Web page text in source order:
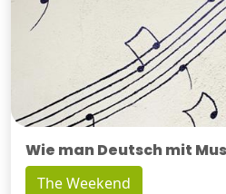
Wie man Deutsch mit
The Weekend